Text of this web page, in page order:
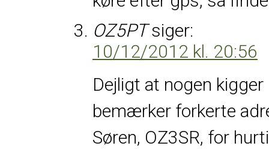
OZ5PT siger:
10/12/2012 kl. 20:56
Dejligt at nogen
bemærker forkerte
Søren, OZ3SR, for